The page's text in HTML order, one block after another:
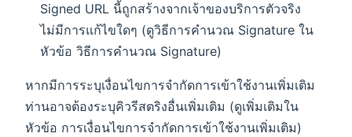
Signed URL นี้ถูกสร้างจากเจ้าของบริการตัวจริง
ไม่มีการแก้ไขใดๆ (ดูวิธีการคำนวณ Signature ใน
หัวข้อ วิธีการคำนวณ Signature)
หากมีการระบุเงื่อนไขการจำกัดการเข้าใช้งานเพิ่มเติม
ท่านอาจต้องระบุคิวรีสตริงอื่นเพิ่มเติม (ดูเพิ่มเติมใน
หัวข้อ การเงื่อนไขการจำกัดการเข้าใช้งานเพิ่มเติม)